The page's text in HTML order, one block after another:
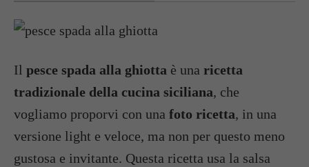
Il pesce spada alla ghiotta è una ricetta
tradizionale della cucina siciliana, che
vogliamo proporvi con una foto ricetta, in una
versione light e veloce, ma non per questo meno
gustosa e invitante. Questa ricetta usa la salsa